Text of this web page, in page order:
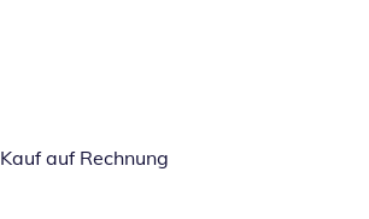
Kauf auf Rechnung